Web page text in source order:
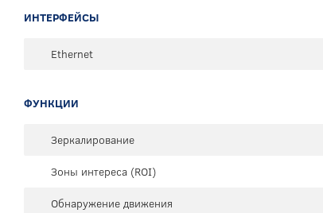
ИНТЕРФЕЙСЫ
Ethernet
ФУНКЦИИ
Зеркалирование
Зоны интереса (ROI)
Обнаружение движения